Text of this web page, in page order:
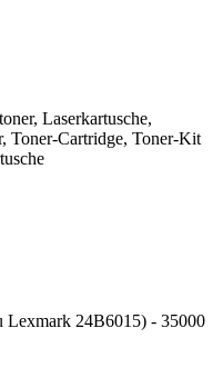
Laserkartusche,
Toner-Cartridge, Toner-Kit
Lexmark 24B6015) - 35000